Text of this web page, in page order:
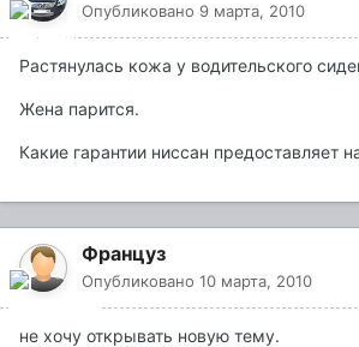
Опубликовано 9 марта, 2010
Растянулась кожа у водительского
Жена парится.
Какие гарантии ниссан предоставляет
Француз
Опубликовано 10 марта, 2010
не хочу открывать новую тему.